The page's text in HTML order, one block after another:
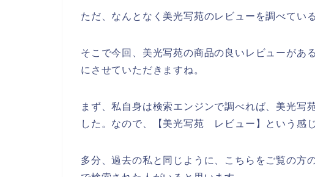
ただ、なんとなく美光写苑のレビューを調べてい
そこで今回、美光写苑の商品の良いレビューがあ
にさせていただきますね。
まず、私自身は検索エンジンで調べれば、美光写
した。なので、【美光写苑 レビュー】という感
多分、過去の私と同じように、こちらをご覧の方